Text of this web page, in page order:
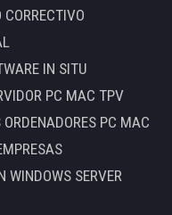
IN SITU
PC MAC TPV
PC MAC
WINDOWS SERVER